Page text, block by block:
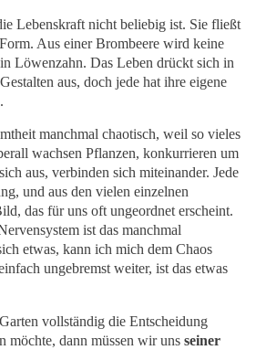
Lebenskraft nicht beliebig ist. Sie fließt
Aus einer Brombeere wird keine
Löwenzahn. Das Leben drückt sich in
aus, doch jede hat ihre eigene
manchmal chaotisch, weil so vieles
wachsen Pflanzen, konkurrieren um
aus, verbinden sich miteinander. Jede
und aus den vielen einzelnen
das für uns oft ungeordnet erscheint.
ist das manchmal
etwas, kann ich mich dem Chaos
ungebremst weiter, ist das etwas
vollständig die Entscheidung
möchte, dann müssen wir uns seiner